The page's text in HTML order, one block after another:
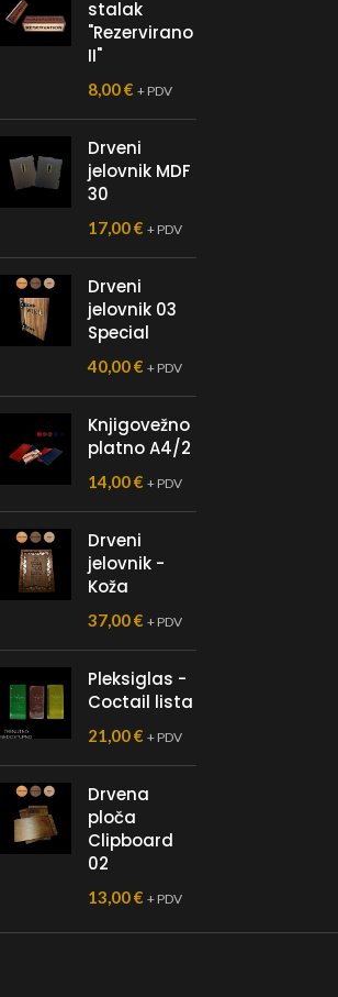
stalak
"Rezervirano
II"
8,00€ + PDV
Drveni
jelovnik MDF
30
17,00€ + PDV
Drveni
jelovnik 03
Special
40,00€ + PDV
Knjigovežno
platno A4/2
14,00€ + PDV
Drveni
jelovnik -
Koža
37,00€ + PDV
Pleksiglas -
Coctail lista
21,00€ + PDV
Drvena
ploča
Clipboard
02
13,00€ + PDV